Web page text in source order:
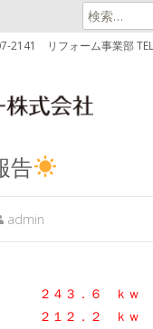
検
索:
2141 リフォーム事業部
告
admin
２４３．６ ｋｗ
２１２．２ ｋｗ